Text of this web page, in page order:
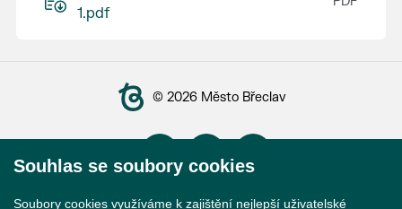
1.pdf
© 2026 Město Břeclav
Souhlas se soubory cookies
Soubory cookies využíváme k zajištění nejlepší uživatelské